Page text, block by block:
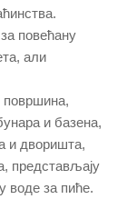
повећану
али
површина,
и базена,
и дворишта,
представљају
воде за пиће.